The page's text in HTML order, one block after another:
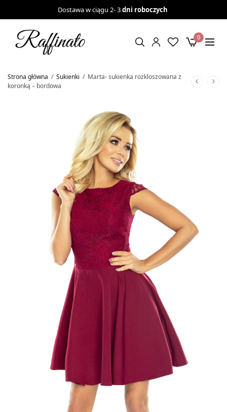
Dostawa w ciągu 2- 3dni roboczych
0
Strona główna / Sukienki / Marta- sukienka rozkloszowana z
koronką – bordowa